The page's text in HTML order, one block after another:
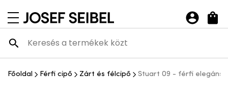
navigációs menü megnyitása
Josef Seibel Webshop
Főoldal Férfi cipő Zárt és félcipő Stuart 09 - férfi elegáns